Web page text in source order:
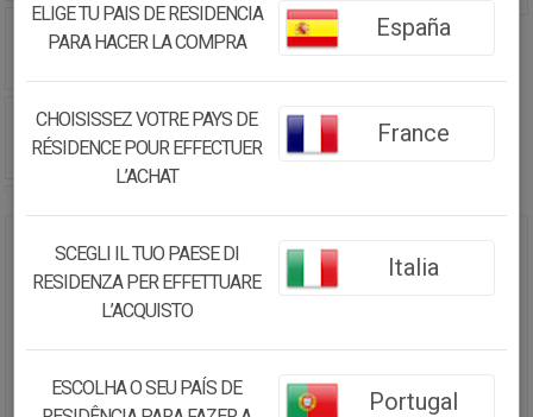
ESFERA ASTROLOGICA PLATEADO
D32X42,5H CM
78.29€
74.38€
ELIGE TU PAIS DE RESIDENCIA
PARA HACER LA COMPRA
España
CHOISISSEZ VOTRE PAYS DE
RÉSIDENCE POUR EFFECTUER
L’ACHAT
France
SCEGLI IL TUO PAESE DI
RESIDENZA PER EFFETTUARE
L’ACQUISTO
Italia
ESCOLHA O SEU PAÍS DE
Portugal